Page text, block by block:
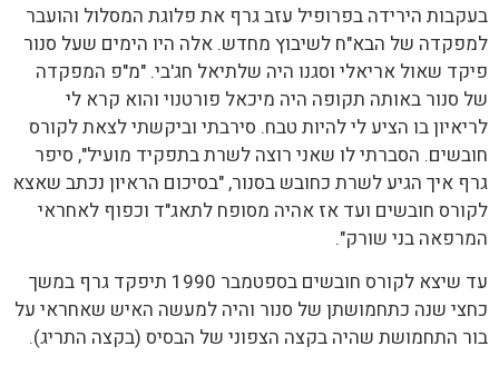
בעקבות הירידה בפרופיל עזב גרף את פלוגת המסלול והועבר
למפקדה של הבא"ח לשיבוץ מחדש. אלה היו הימים שעל סנור
פיקד שאול אריאלי וסגנו היה שלתיאל חג'בי. "מ"פ המפקדה
של סנור באותה תקופה היה מיכאל פורטנוי והוא קרא לי
לריאיון בו הציע לי להיות טבח. סירבתי וביקשתי לצאת לקורס
חובשים. הסברתי לו שאני רוצה לשרת בתפקיד מועיל", סיפר
גרף איך הגיע לשרת כחובש בסנור, "בסיכום הראיון נכתב שאצא
לקורס חובשים ועד אז אהיה מסופח לתאג"ד וכפוף לאחראי
המרפאה בני שורק".
עד שיצא לקורס חובשים בספטמבר 1990 תיפקד גרף במשך
כחצי שנה כתחמושתן של סנור והיה למעשה האיש שאחראי על
בור התחמושת שהיה בקצה הצפוני של הבסיס (בקצה התריג).